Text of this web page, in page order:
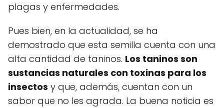
plagas y enfermedades.
Pues bien, en la actualidad, se ha
demostrado que esta semilla cuenta con una
alta cantidad de taninos. Los taninos son
sustancias naturales con toxinas para los
insectos y que, además, cuentan con un
sabor que no les agrada. La buena noticia es